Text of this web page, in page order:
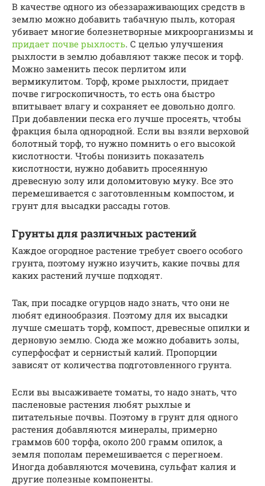
В качестве одного из обеззараживающих средств в
землю можно добавить табачную пыль, которая
убивает многие болезнетворные микроорганизмы и
придает почве рыхлость. С целью улучшения
рыхлости в землю добавляют также песок и торф.
Можно заменить песок перлитом или
вермикулитом. Торф, кроме рыхлости, придает
почве гигроскопичность, то есть она быстро
впитывает влагу и сохраняет ее довольно долго.
При добавлении песка его лучше просеять, чтобы
фракция была однородной. Если вы взяли верховой
болотный торф, то нужно помнить о его высокой
кислотности. Чтобы понизить показатель
кислотности, нужно добавить просеянную
древесную золу или доломитовую муку. Все это
перемешивается с заготовленным компостом, и
грунт для высадки рассады готов.
Грунты для различных растений
Каждое огородное растение требует своего особого
грунта, поэтому нужно изучить, какие почвы для
каких растений лучше подходят.
Так, при посадке огурцов надо знать, что они не
любят единообразия. Поэтому для их высадки
лучше смешать торф, компост, древесные опилки и
дерновую землю. Сюда же можно добавить золы,
суперфосфат и сернистый калий. Пропорции
зависят от количества подготовленного грунта.
Если вы высаживаете томаты, то надо знать, что
пасленовые растения любят рыхлые и
питательные почвы. Поэтому в грунт для одного
растения добавляются минералы, примерно
граммов 600 торфа, около 200 грамм опилок, а
земля пополам перемешивается с перегноем.
Иногда добавляются мочевина, сульфат калия и
другие полезные компоненты.